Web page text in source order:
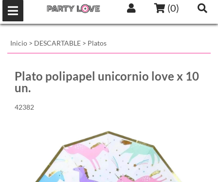
(0)
Inicio > DESCARTABLE > Platos
Plato polipapel unicornio love x 10
un.
42382